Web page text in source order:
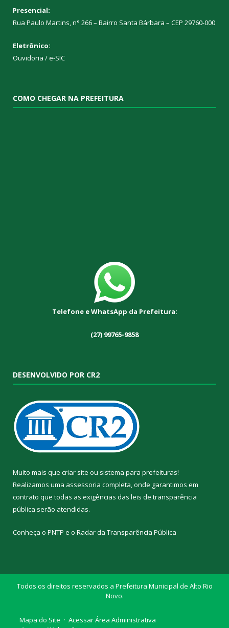
Presencial:
Rua Paulo Martins, n° 266 – Bairro Santa Bárbara – CEP 29760-000
Eletrônico:
Ouvidoria /e-SIC
COMO CHEGAR NA PREFEITURA
Telefone e WhatsApp da Prefeitura:
(27) 99765-9858
DESENVOLVIDO POR CR2
Muito mais que criar site ou sistema para prefeituras!
Realizamos uma assessoria completa, onde garantimos em
contrato que todas as exigências das leis de transparência
pública serão atendidas.
Conheça o PNTP e o Radar da Transparência Pública
Todos os direitos reservados a Prefeitura Municipal de Alto Rio
Novo.
Mapa do Site
Acessar Área Administrativa